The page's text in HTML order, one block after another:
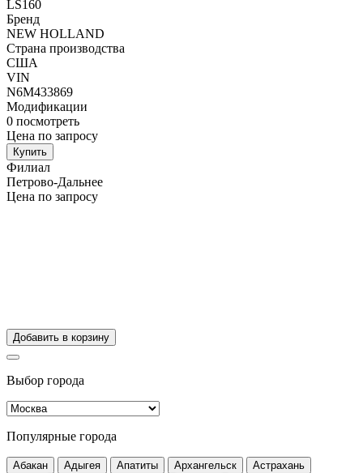
LS160
Бренд
NEW HOLLAND
Страна производства
США
VIN
N6M433869
Модификации
0 посмотреть
Цена по запросу
Купить
Филиал
Петрово-Дальнее
Цена по запросу
Добавить в корзину
Выбор города
Популярные города
Абакан Адыгея Апатиты Архангельск
Астрахань